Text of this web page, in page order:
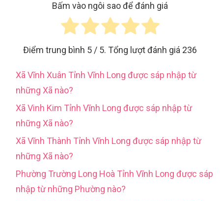
Bấm vào ngôi sao để đánh giá
Điểm trung bình 5 / 5. Tổng lượt đánh giá 236
Xã Vĩnh Xuân Tỉnh Vĩnh Long được sáp nhập từ
những Xã nào?
Xã Vinh Kim Tỉnh Vĩnh Long được sáp nhập từ
những Xã nào?
Xã Vĩnh Thành Tỉnh Vĩnh Long được sáp nhập từ
những Xã nào?
Phường Trường Long Hoà Tỉnh Vĩnh Long được sáp
nhập từ những Phường nào?